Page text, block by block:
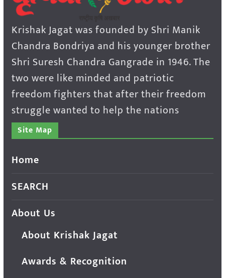
Krishak Jagat was founded by Shri Manik
Chandra Bondriya and his younger brother
Shri Suresh Chandra Gangrade in 1946. The
two were like minded and patriotic
freedom fighters that after their freedom
struggle wanted to help the nations
Site Map
Home
SEARCH
About Us
About Krishak Jagat
Awards & Recognition